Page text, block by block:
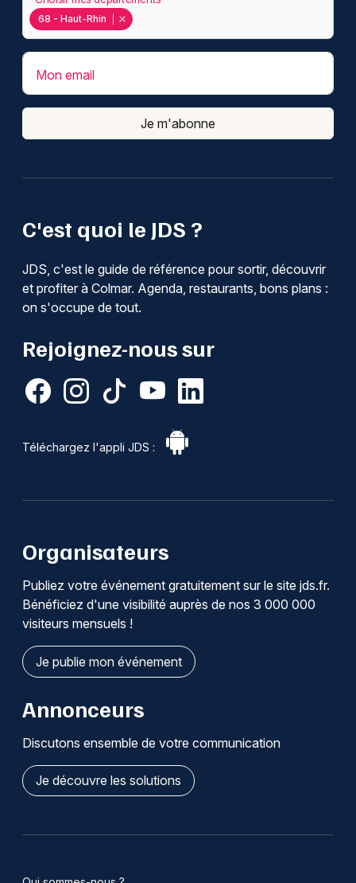
C'est quoi le JDS ?
JDS, c'est le guide de référence pour sortir, découvrir
et profiter à Colmar. Agenda, restaurants, bons plans :
on s'occupe de tout.
Rejoignez-nous sur
Téléchargez l'appli JDS :
68 - Haut-Rhin
Mon email
Je m'abonne
Organisateurs
Publiez votre événement gratuitement sur le site jds.fr.
Bénéficiez d'une visibilité auprès de nos 3 000 000
visiteurs mensuels !
Je publie mon événement
Annonceurs
Discutons ensemble de votre communication
Je découvre les solutions